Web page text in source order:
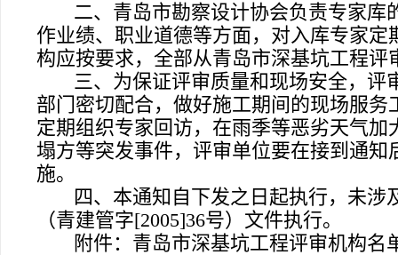
二、 青岛市勘察设计协会负责专家库
作业绩、职业道德等方面，对入库专家
构应按要求，全部从青岛市深基坑工程
三、为保证评审质量和现场安全，
部门密切配合，做好施工期间的现场服
定期组织专家回访，在雨季等恶劣天气
塌方等突发事件，评审单位要在接到通
施。
四、本通知自下发之日起执行，未
（青建管字[2005]36号）文件执行。
附件：青岛市深基坑工程评审机构名